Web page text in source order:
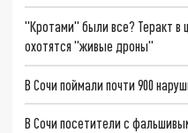
"Кротами" были все? Теракт в
охотятся "живые дроны"
В Сочи поймали почти 900
В Сочи посетители с